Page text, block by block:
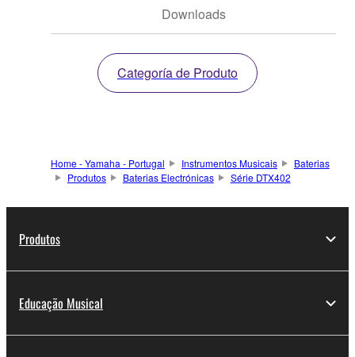
Downloads
Categoría de Produto
Home - Yamaha - Portugal Instrumentos Musicais
Baterias
Produtos
Baterias Electrónicas Série DTX402
Produtos
Educação Musical